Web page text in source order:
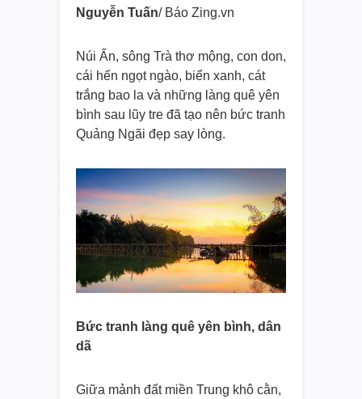
Nguyễn Tuấn/ Báo Zing.vn
Núi Ấn, sông Trà thơ mộng, con don,
cái hến ngọt ngào, biển xanh, cát
trắng bao la và những làng quê yên
bình sau lũy tre đã tạo nên bức tranh
Quảng Ngãi đẹp say lòng.
Bức tranh làng quê yên bình, dân
dã
Giữa mảnh đất miền Trung khô cằn,